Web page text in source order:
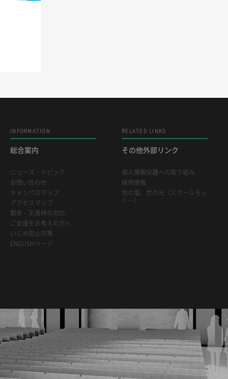
INFORMATION
総合案内
ニュース・トピック
お問い合わせ
キャンパスマップ
アクセスマップ
緊急・災害時の対応
ご支援をお考えの方へ
いじめ防止対策
ENGLISHページ
RELATED LINKS
その他外部リンク
個人情報保護への取り組み
採用情報
地の塩、世の光（スクールモッ
トー）